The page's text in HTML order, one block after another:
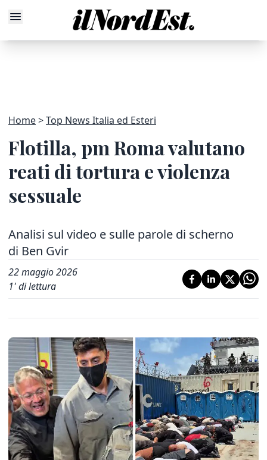
Home Top News Italia ed Esteri
Flotilla, pm Roma valutano
reati di tortura e violenza
sessuale
Analisi sul video e sulle parole di scherno
di Ben Gvir
22 maggio 2026
1' di lettura